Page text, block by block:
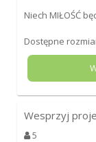
Niech MIŁOŚĆ
Dostępne
Wesprzyj
5